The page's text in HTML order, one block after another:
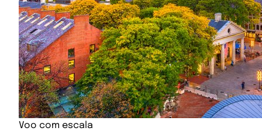
Voo com escala